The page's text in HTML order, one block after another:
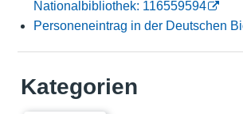
Nationalbibliothek: 116559594
Personeneintrag in der Deutschen
Kategorien